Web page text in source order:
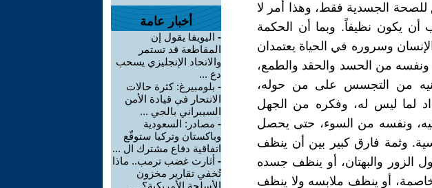
للصحة الجسدية فقط، وهذا أمر لا
يكون نظيفاً. وبما أن الحكمة
وسروره في الحياة يعتمدان
من الحسد والحقد والطمع،
من التجسس على من حوله،
لما ليس له، وفكره من الجهل
ونفسه من السوء، حتى يحصل
وثمة فارق كبير بين أن ينظف
الزور والبهتان، أو ينظف جسده
أو ينظف ملابسه ولا ينظف
أخبار عامة
- اليويفا يقول إن
المقاطعة قد تستمر
والاتحاد الإنجليزي يسحب
دع ...
- بلومبيرغ: كثرة حالات
الانتحار في قيادة الأمن
السيبراني بالجي ...
- مصادر: السعودية
وباكستان وتركيا ستوقّع
اتفاقية دفاع مشترك ال ...
- أثارت غضب ترمب.. ماذا
تُخفي تقارير مخزون
الأسلحة الأمريكية؟ ...